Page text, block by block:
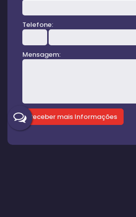
Telefone:
Mensagem: